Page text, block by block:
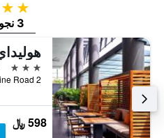
3 نجوم
3 نجوم
3 نجوم
598 ﷼